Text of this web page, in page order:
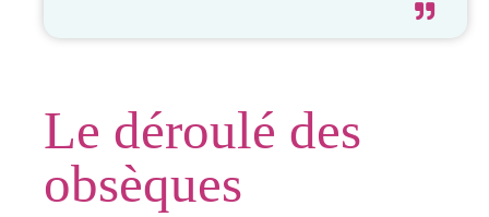
Le déroulé des
obsèques